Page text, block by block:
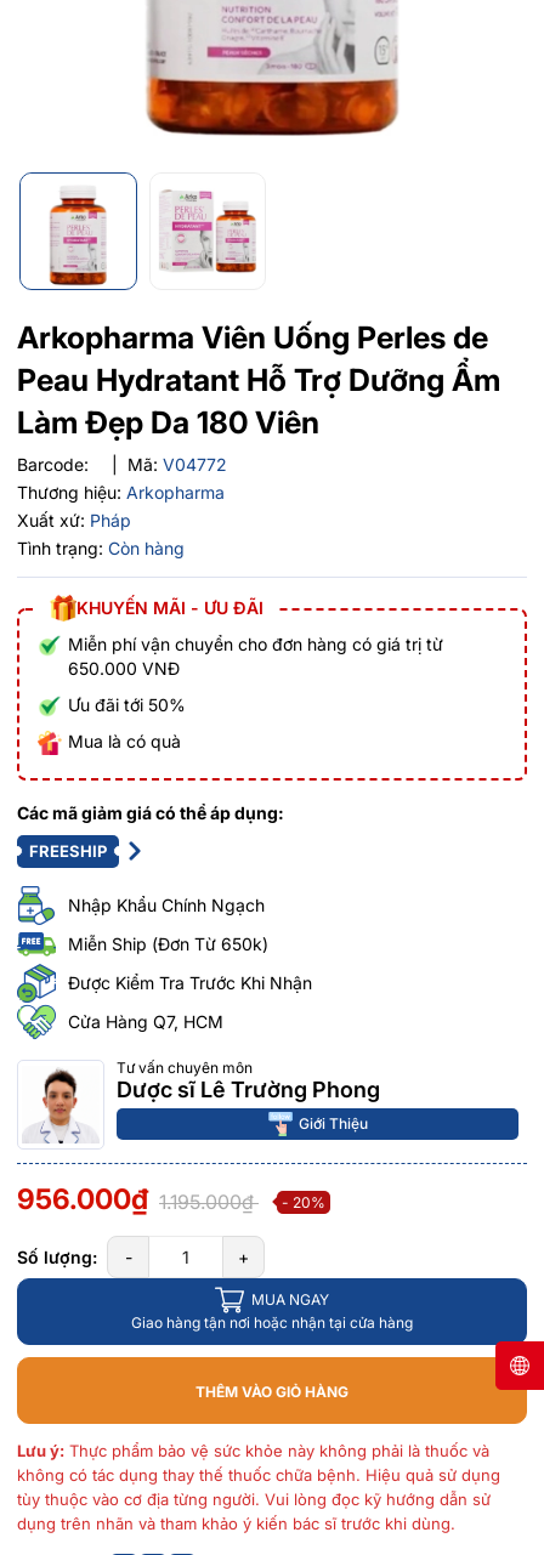
Arkopharma Viên Uống Perles de
Peau Hydratant Hỗ Trợ Dưỡng Ẩm
Làm Đẹp Da 180 Viên
Barcode: Mã: V04772
Thương hiệu: Arkopharma
Xuất xứ: Pháp
Tình trạng: Còn hàng
KHUYẾN MÃI - ƯU ĐÃI
Miễn phí vận chuyển cho đơn hàng có giá trị từ
650.000 VNĐ
Ưu đãi tới 50%
Mua là có quà
Các mã giảm giá có thể áp dụng:
FREESHIP
Nhập Khẩu Chính Ngạch
Miễn Ship (Đơn Từ 650k)
Được Kiểm Tra Trước Khi Nhận
Cửa Hàng Q7, HCM
Tư vấn chuyên môn
Dược sĩ Lê Trường Phong
Giới Thiệu
956.000₫ 1.195.000₫ - 20%
Số lượng: - +
MUA NGAY
Giao hàng tận nơi hoặc nhận tại cửa hàng
THÊM VÀO GIỎ HÀNG
Lưu ý: Thực phẩm bảo vệ sức khỏe này không phải là thuốc và
không có tác dụng thay thế thuốc chữa bệnh. Hiệu quả sử dụng
tùy thuộc vào cơ địa từng người. Vui lòng đọc kỹ hướng dẫn sử
dụng trên nhãn và tham khảo ý kiến bác sĩ trước khi dùng.